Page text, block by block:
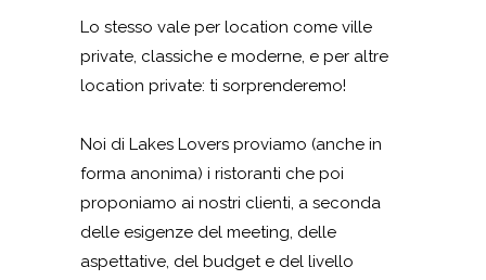
Lo stesso vale per location come ville
private, classiche e moderne, e per altre
location private: ti sorprenderemo!
Noi di Lakes Lovers proviamo (anche in
forma anonima) i ristoranti che poi
proponiamo ai nostri clienti, a seconda
delle esigenze del meeting, delle
aspettative, del budget e del livello